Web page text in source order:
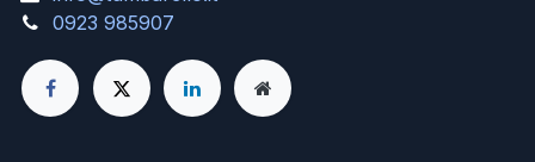
0923 985907